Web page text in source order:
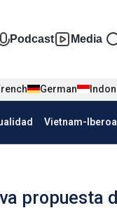
tiện
Podcast Media
German
Ban Nha
Vietnam-